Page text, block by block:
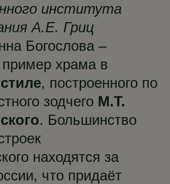
института
А.Е. Гриц
Богослова –
храма в
, построенного по
зодчего М.Т.
. Большинство
находятся за
что придаёт